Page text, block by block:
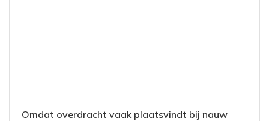
Omdat overdracht vaak plaatsvindt bij nauw